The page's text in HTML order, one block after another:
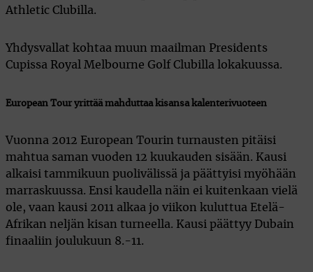
Athletic Clubilla.
Yhdysvallat kohtaa muun maailman Presidents
Cupissa Royal Melbourne Golf Clubilla lokakuussa.
European Tour yrittää mahduttaa kisansa kalenterivuoteen
Vuonna 2012 European Tourin turnausten pitäisi
mahtua saman vuoden 12 kuukauden sisään. Kausi
alkaisi tammikuun puolivälissä ja päättyisi myöhään
marraskuussa. Ensi kaudella näin ei kuitenkaan vielä
ole, vaan kausi 2011 alkaa jo viikon kuluttua Etelä-
Afrikan neljän kisan turneella. Kausi päättyy Dubain
finaaliin joulukuun 8.-11.